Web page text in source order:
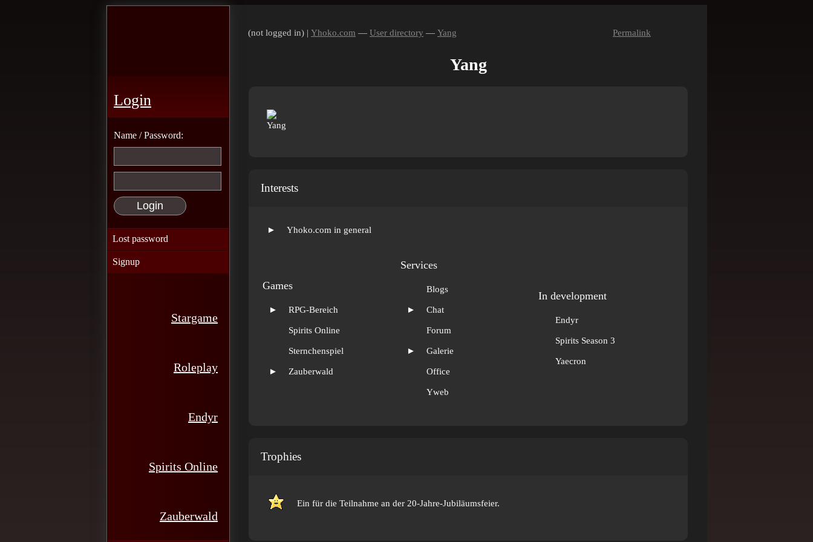
Login
Name / Password:
Lost password
Signup
Stargame
Roleplay
Endyr
Spirits Online
Zauberwald
(not logged in) | Yhoko.com — User directory — Yang Permalink
Yang
Interests
► Yhoko.com in general
Games
► RPG-Bereich
Spirits Online
Sternchenspiel
► Zauberwald
Services
Blogs
► Chat
Forum
► Galerie
Office
Yweb
In development
Endyr
Spirits Season 3
Yaecron
Trophies
Ein für die Teilnahme an der 20-Jahre-Jubiläumsfeier.